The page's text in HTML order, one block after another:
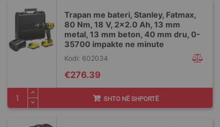
Trapan me bateri, Stanley, Fatmax,
80 Nm, 18 V, 2x2.0 Ah, 13 mm
metal, 13 mm beton, 40 mm dru, 0-
35700 impakte ne minute
Kodi: 602034
€276.39
SHTO NË SHPORTË